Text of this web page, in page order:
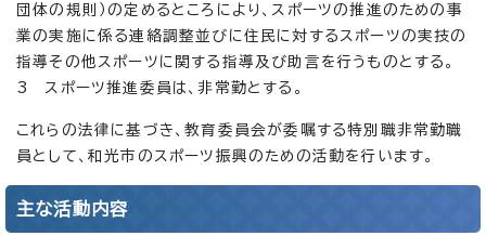
団体の規則）の定めるところにより、スポーツの推進のための事
業の実施に係る連絡調整並びに住民に対するスポーツの実技の
指導その他スポーツに関する指導及び助言を行うものとする。
3 スポーツ推進委員は、非常勤とする。
これらの法律に基づき、教育委員会が委嘱する特別職非常勤職
員として、和光市のスポーツ振興のための活動を行います。
主な活動内容